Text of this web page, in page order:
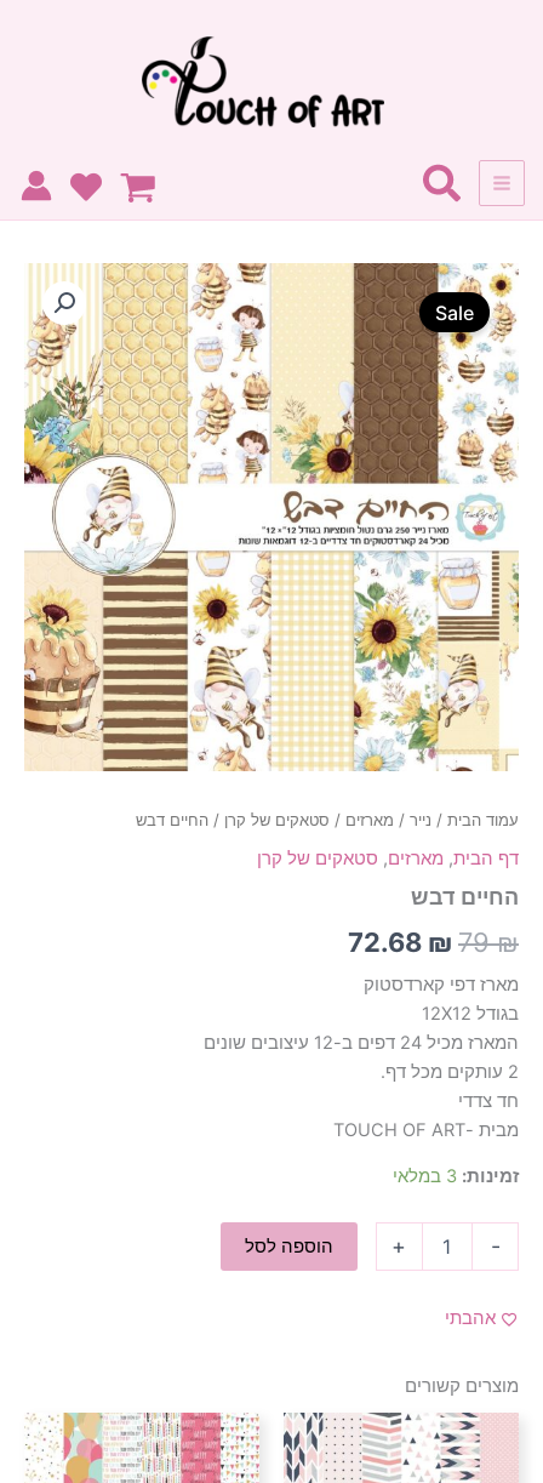
Sale
עמוד הבית / נייר / מארזים / סטאקים של קרן / החיים דבש
דף הבית, מארזים, סטאקים של קרן
החיים דבש
79₪
המחיר
המקורי
היה:
79 ₪.
72.68 ₪
הנוכחי
72.68 ₪.
מארז דפי קארדסטוק
בגודל 12X12
המארז מכיל 24 דפים ב-12 עיצובים שונים
2 עותקים מכל דף.
חד צדדי
מבית -TOUCH OF ART
זמינות: 3 במלאי
-
כמות
של
החיים
דבש
+ הוספה לסל
אהבתי
מוצרים קשורים